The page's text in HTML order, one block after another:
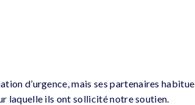
d’urgence, mais ses partenaires
laquelle ils ont sollicité notre soutien.